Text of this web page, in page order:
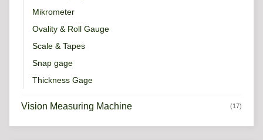
Mikrometer
Ovality & Roll Gauge
Scale & Tapes
Snap gage
Thickness Gage
Vision Measuring Machine (17)